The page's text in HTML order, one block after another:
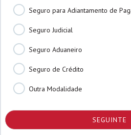
Seguro para Adiantamento de
Seguro Judicial
Seguro Aduaneiro
Seguro de Crédito
Outra Modalidade